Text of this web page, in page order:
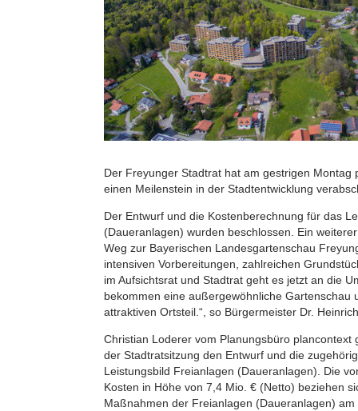
Der Freyunger Stadtrat hat am gestrigen Montag
einen Meilenstein in der Stadtentwicklung
Der Entwurf und die Kostenberechnung für das
(Daueranlagen) wurden beschlossen. Ein
Weg zur Bayerischen Landesgartenschau
intensiven Vorbereitungen, zahlreichen
im Aufsichtsrat und Stadtrat geht es jetzt an die
bekommen eine außergewöhnliche Gartenschau
attraktiven Ortsteil.“, so Bürgermeister Dr.
Christian Loderer vom Planungsbüro plancontext
der Stadtratsitzung den Entwurf und die
Leistungsbild Freianlagen (Daueranlagen). Die
Kosten in Höhe von 7,4 Mio. € (Netto) beziehen
Maßnahmen der Freianlagen (Daueranlagen)